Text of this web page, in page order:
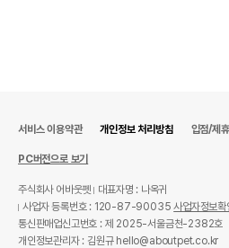
서비스 이용약관 개인정보 처리방침 입점/제
PC버전으로 보기
주식회사 어바웃펫
대표자명 : 나옥귀
사업자 등록번호 : 120-87-90035사업자정보확
통신판매업신고번호 : 제 2025-서울금천-2382호
개인정보관리자 : 김원규 hello@aboutpet.co.kr